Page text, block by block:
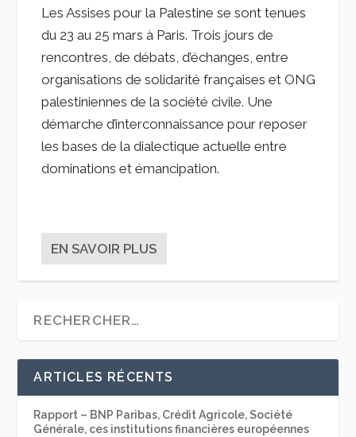
Les Assises pour la Palestine se sont tenues
du 23 au 25 mars à Paris. Trois jours de
rencontres, de débats, d’échanges, entre
organisations de solidarité françaises et ONG
palestiniennes de la société civile. Une
démarche d’interconnaissance pour reposer
les bases de la dialectique actuelle entre
dominations et émancipation.
EN SAVOIR PLUS
ARTICLES RÉCENTS
Rapport – BNP Paribas, Crédit Agricole, Société
Générale, ces institutions financières européennes